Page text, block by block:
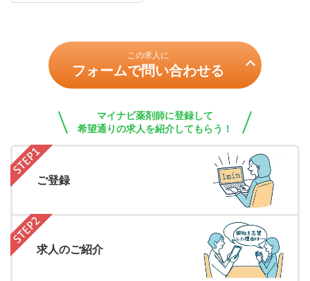
この求人に
フォームで問い合わせる
マイナビ薬剤師に登録して
希望通りの求人を紹介してもらう！
ご登録
求人のご紹介